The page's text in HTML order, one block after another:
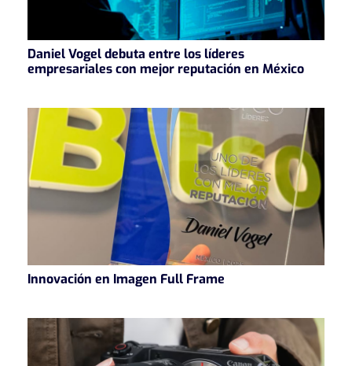
Daniel Vogel debuta entre los líderes
empresariales con mejor reputación en México
Innovación en Imagen Full Frame